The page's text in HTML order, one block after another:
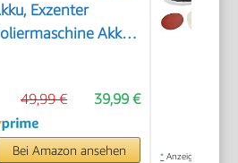
Exzenter
Akku
Geschwindigkeiten,
U/min,
die Autodetailing,
39,99 €
49,99 €
Bei Amazon ansehen * Anzeige